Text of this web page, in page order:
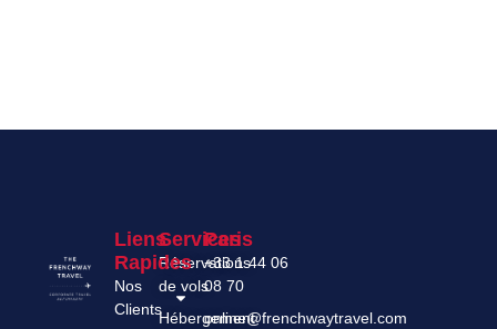
Paris
+33 1 44 06
08 70
online@frenchwaytravel.com
Services
Réservations
de vols
Hébergement
Liens
Rapides
Nos
Clients